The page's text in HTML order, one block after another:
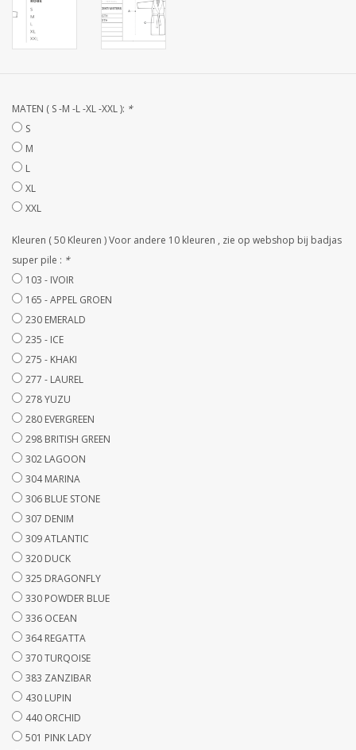
STRANDLINNEN
Jacht en Zeilboten ,
handdoeken
Huis en nacht kledij (
DAMES )
Merken
MATEN ( S -M -L -XL -XXL ): *
S
M
L
XL
XXL
Kleuren ( 50 Kleuren ) Voor andere 10 kleuren , zie op webshop bij badjas
super pile : *
103 - IVOIR
165 - APPEL GROEN
230 EMERALD
235 - ICE
275 - KHAKI
277 - LAUREL
278 YUZU
280 EVERGREEN
298 BRITISH GREEN
302 LAGOON
304 MARINA
306 BLUE STONE
307 DENIM
309 ATLANTIC
320 DUCK
325 DRAGONFLY
330 POWDER BLUE
336 OCEAN
364 REGATTA
370 TURQOISE
383 ZANZIBAR
430 LUPIN
440 ORCHID
501 PINK LADY